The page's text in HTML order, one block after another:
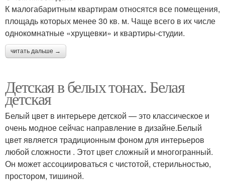
К малогабаритным квартирам относятся все помещения,
площадь которых менее 30 кв. м. Чаще всего в их числе
однокомнатные «хрущевки» и квартиры-студии.
читать дальше →
Детская в белых тонах. Белая
детская
Белый цвет в интерьере детской — это классическое и
очень модное сейчас направление в дизайне.Белый
цвет является традиционным фоном для интерьеров
любой сложности . Этот цвет сложный и многогранный.
Он может ассоциироваться с чистотой, стерильностью,
простором, тишиной.